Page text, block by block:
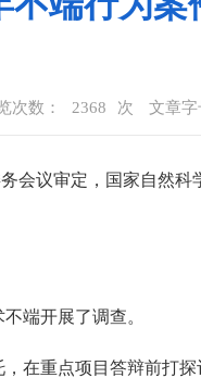
次数： 2368 次 文章字
议审定，国家自然科
端开展了调查。
重点项目答辩前打